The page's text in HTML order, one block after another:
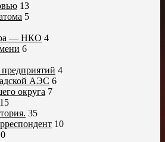
13
5
— НКО 4
6
4
АЭС 6
округа 7
15
35
10